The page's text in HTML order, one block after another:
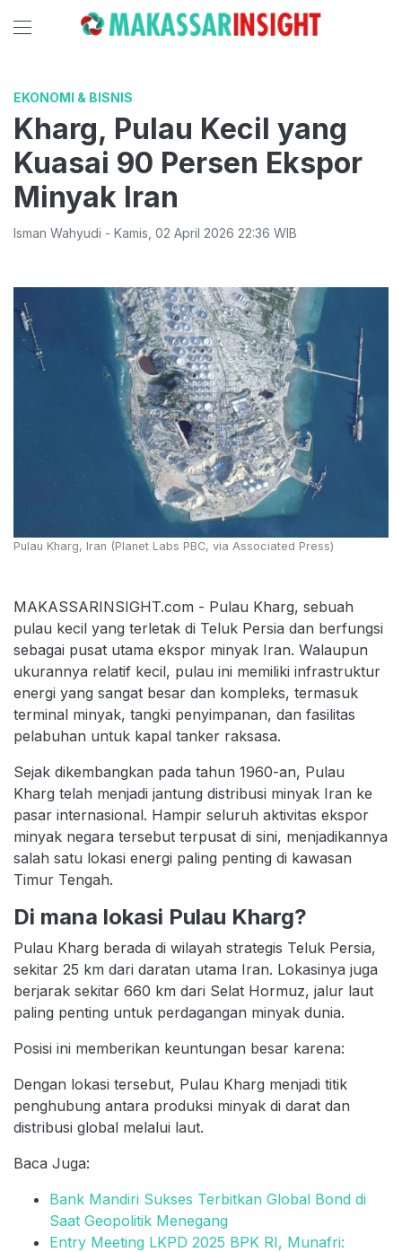
EKONOMI & BISNIS
Kharg, Pulau Kecil yang
Kuasai 90 Persen Ekspor
Minyak Iran
Isman Wahyudi - Kamis 02 April 2026 22:36 WIB
Pulau Kharg, Iran (Planet Labs PBC, via Associated Press)
MAKASSARINSIGHT.com - Pulau Kharg, sebuah
pulau kecil yang terletak di Teluk Persia dan berfungsi
sebagai pusat utama ekspor minyak Iran. Walaupun
ukurannya relatif kecil, pulau ini memiliki infrastruktur
energi yang sangat besar dan kompleks, termasuk
terminal minyak, tangki penyimpanan, dan fasilitas
pelabuhan untuk kapal tanker raksasa.
Sejak dikembangkan pada tahun 1960-an, Pulau
Kharg telah menjadi jantung distribusi minyak Iran ke
pasar internasional. Hampir seluruh aktivitas ekspor
minyak negara tersebut terpusat di sini, menjadikannya
salah satu lokasi energi paling penting di kawasan
Timur Tengah.
Di mana lokasi Pulau Kharg?
Pulau Kharg berada di wilayah strategis Teluk Persia,
sekitar 25 km dari daratan utama Iran. Lokasinya juga
berjarak sekitar 660 km dari Selat Hormuz, jalur laut
paling penting untuk perdagangan minyak dunia.
Posisi ini memberikan keuntungan besar karena:
Dengan lokasi tersebut, Pulau Kharg menjadi titik
penghubung antara produksi minyak di darat dan
distribusi global melalui laut.
Baca Juga:
Bank Mandiri Sukses Terbitkan Global Bond di
Saat Geopolitik Menegang
Entry Meeting LKPD 2025 BPK RI, Munafri: